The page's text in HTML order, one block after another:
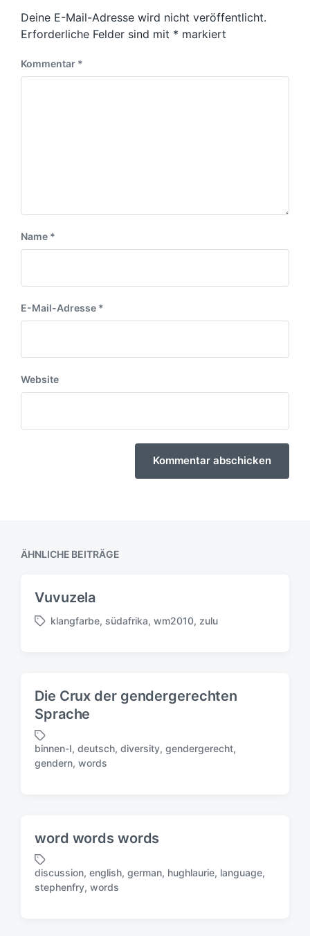
t
i
n
g
e
B
e
Deine E-Mail-Adresse wird nicht veröffentlicht.
Erforderliche Felder sind mit * markiert
Kommentar *
Name *
E-Mail-Adresse *
Website
ÄHNLICHE BEITRÄGE
Vuvuzela
S
g
w
ö
r
e
klangfarbe, südafrika, wm2010, zulu
Die Crux der gendergerechten
Sprache
c
w
ö
r
t
binnen-I, deutsch, diversity, gendergerecht,
gendern, words
word words words
discussion, english, german, hughlaurie, language,
stephenfry, words